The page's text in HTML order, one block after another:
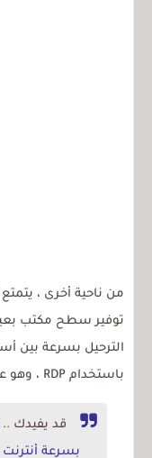
توفير سطح مكتب
الترحيل بسرعة بين
باستخدام RDP ، وهو عيب في VPS.
قد يفيدك ..
بسرعة